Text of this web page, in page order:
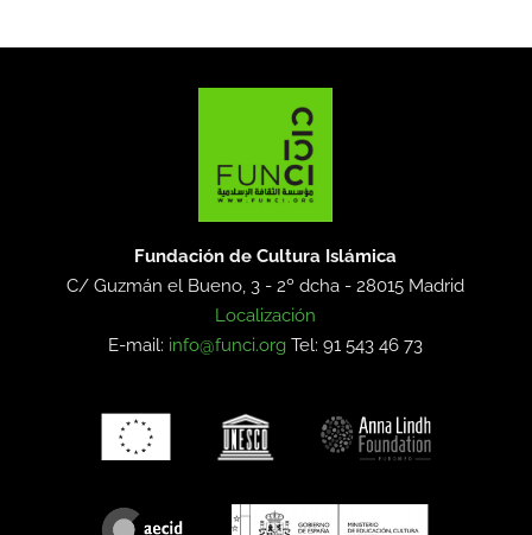
Fundación de Cultura Islámica
C/ Guzmán el Bueno, 3 - 2º dcha -28015 Madrid
Localización
E-mail: info@funci.org Tel: 91 543 46 73